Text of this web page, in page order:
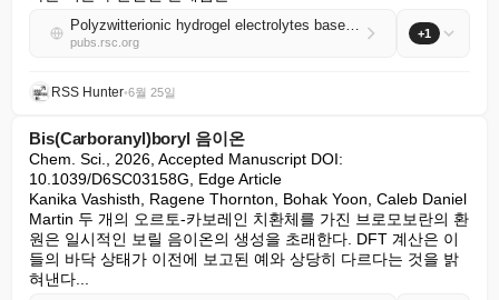
Polyzwitterionic hydrogel electrolytes based on imidazolium cation and sulfonate anion enable stable Zn–I2 batteries by regulating Zn deposition and inhibiting polyiodide shuttle
pubs.rsc.org
+1
RSS Hunter•6월 25일
Bis(Carboranyl)boryl 음이온
Chem. Sci., 2026, Accepted Manuscript DOI:
10.1039/D6SC03158G, Edge Article
Kanika Vashisth, Ragene Thornton, Bohak Yoon, Caleb Daniel
Martin 두 개의 오르토-카보레인 치환체를 가진 브로모보란의 환
원은 일시적인 보릴 음이온의 생성을 초래한다. DFT 계산은 이
들의 바닥 상태가 이전에 보고된 예와 상당히 다르다는 것을 밝
혀낸다...